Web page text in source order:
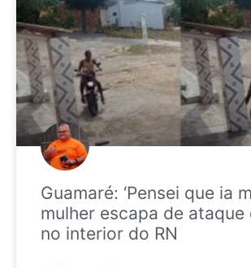
Guamaré: ‘Pensei que ia
mulher escapa de ataque
no interior do RN